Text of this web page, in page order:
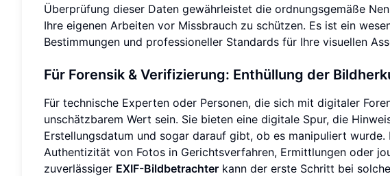
Überprüfung dieser Daten gewährleistet die ordnungsgemäße
Ihre eigenen Arbeiten vor Missbrauch zu schützen. Es ist ein
Bestimmungen und professioneller Standards für Ihre visuellen
Für Forensik & Verifizierung: Enthüllung der
Für technische Experten oder Personen, die sich mit digitaler
unschätzbarem Wert sein. Sie bieten eine digitale Spur, die
Erstellungsdatum und sogar darauf gibt, ob es manipuliert
Authentizität von Fotos in Gerichtsverfahren, Ermittlungen oder
zuverlässiger EXIF-Bildbetrachter kann der erste Schritt bei